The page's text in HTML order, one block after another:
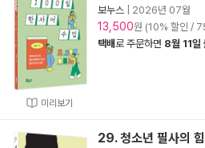
미리보기
보누스
2026년 07월
13,500원 (10% 할인 /
택배로 주문하면 8월 11일
29. 청소년 필사의